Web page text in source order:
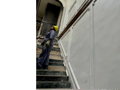
Ampliar